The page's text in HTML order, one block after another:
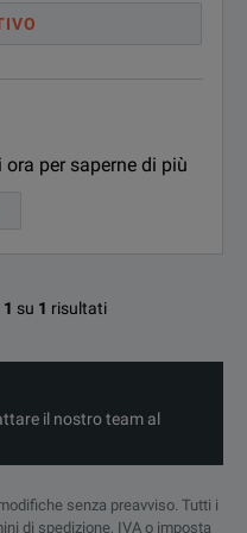
per saperne di più
1 su 1 risultati
il nostro team al
senza preavviso. Tutti i
di spedizione, IVA o imposta